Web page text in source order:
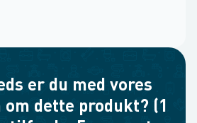
er du med vores
dette produkt? (1